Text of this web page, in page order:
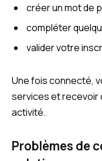
créer un mot de
compléter
valider votre
Une fois connecté,
services et recevoir
activité.
Problèmes de